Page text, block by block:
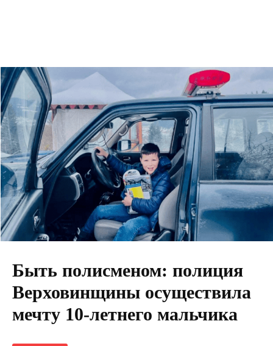
Быть полисменом: полиция
Верховинщины осуществила
мечту 10-летнего мальчика